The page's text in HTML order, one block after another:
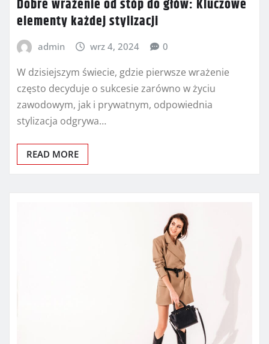
Dobre wrażenie od stóp do głów: Kluczowe
elementy każdej stylizacji
admin wrz 4, 2024 0
W dzisiejszym świecie, gdzie pierwsze wrażenie
często decyduje o sukcesie zarówno w życiu
zawodowym, jak i prywatnym, odpowiednia
stylizacja odgrywa…
READ MORE